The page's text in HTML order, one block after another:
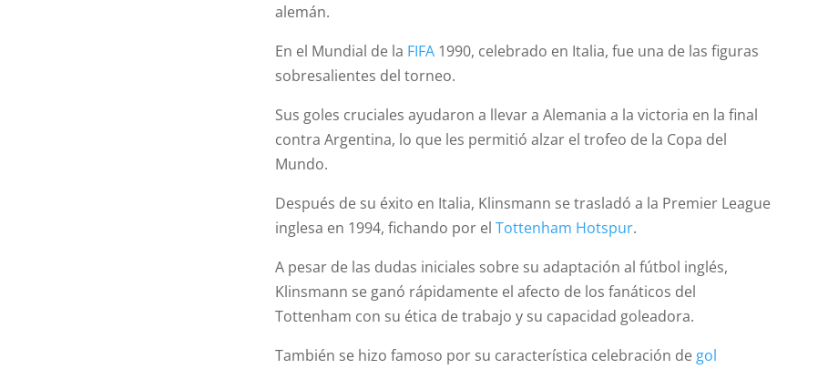
alemán.
En el Mundial de la FIFA 1990, celebrado en Italia, fue una de las figuras
sobresalientes del torneo.
Sus goles cruciales ayudaron a llevar a Alemania a la victoria en la final
contra Argentina, lo que les permitió alzar el trofeo de la Copa del
Mundo.
Después de su éxito en Italia, Klinsmann se trasladó a la Premier League
inglesa en 1994, fichando por elTottenham Hotspur.
A pesar de las dudas iniciales sobre su adaptación al fútbol inglés,
Klinsmann se ganó rápidamente el afecto de los fanáticos del
Tottenham con su ética de trabajo y su capacidad goleadora.
También se hizo famoso por su característica celebración de gol